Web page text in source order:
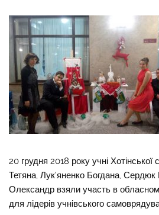
20 грудня 2018 року учні
Тетяна, Лук’яненко Богдана,
Олександр взяли участь в
для лідерів учнівського